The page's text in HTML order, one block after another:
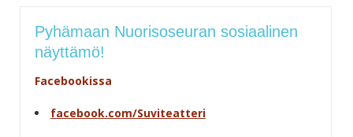
Pyhämaan Nuorisoseuran sosiaalinen
näyttämö!
Facebookissa
facebook.com/Suviteatteri